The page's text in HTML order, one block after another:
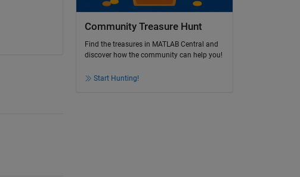
Community Treasure Hunt
Find the treasures in MATLAB Central and
discover how the community can help you!
Start Hunting!